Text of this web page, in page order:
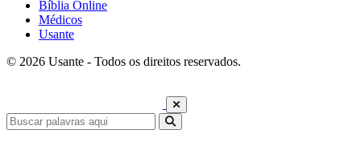
Bíblia Online
Médicos
Usante
© 2026 Usante - Todos os direitos reservados.